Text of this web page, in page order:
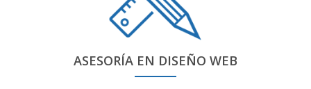
ASESORÍA EN DISEÑO WEB